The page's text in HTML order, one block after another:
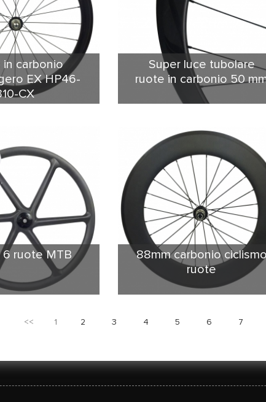
in carbonio
EX HP46-
CX
lo rendono più
della
tecnologia solida
schiuma PMI, il suo
PMI schiuma
ROHACELL da
stesso fornitore
Mavic, Corima.
Super luce tubolare
ruote in carbonio 50
leggero 2. solid PMI schiuma core
instructure 3. forte capacità
d'accelerazione 4. basalto
superficie ed alta TG in fibra di
carbonio tempo della garanzia
mesi 5,18
6 ruote MTB
88mm carbonio
ruote
<< 1 2 3 4 5 6 7